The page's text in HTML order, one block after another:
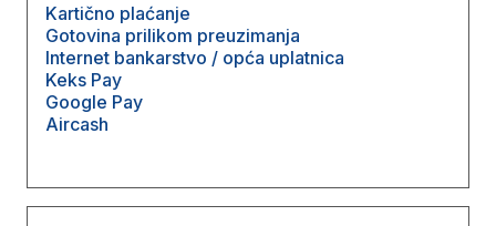
Kartično plaćanje
Gotovina prilikom preuzimanja
Internet bankarstvo / opća uplatnica
Keks Pay
Google Pay
Aircash